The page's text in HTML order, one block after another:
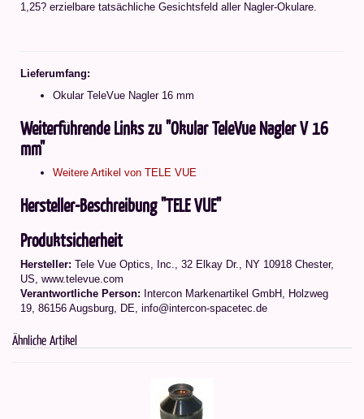
1,25? erzielbare tatsächliche Gesichtsfeld aller Nagler-Okulare.
Lieferumfang:
Okular TeleVue Nagler 16 mm
Weiterführende Links zu "Okular TeleVue Nagler V 16
mm"
Weitere Artikel von TELE VUE
Hersteller-Beschreibung "TELE VUE"
Produktsicherheit
Hersteller: Tele Vue Optics, Inc., 32 Elkay Dr., NY 10918 Chester,
US, www.televue.com
Verantwortliche Person: Intercon Markenartikel GmbH, Holzweg
19, 86156 Augsburg, DE, info@intercon-spacetec.de
Ähnliche Artikel